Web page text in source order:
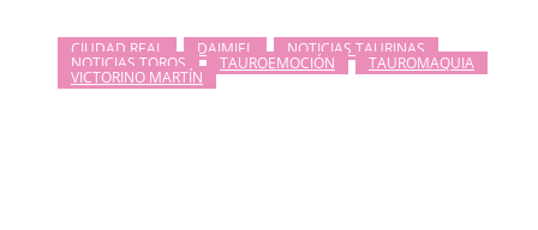
CIUDAD REAL DAIMIEL NOTICIAS TAURINAS
NOTICIAS TOROS TAUROEMOCIÓN TAUROMAQUIA
VICTORINO MARTÍN